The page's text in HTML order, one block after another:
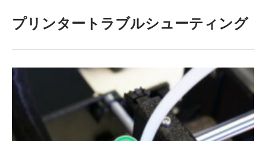
プリンタートラブルシューティング